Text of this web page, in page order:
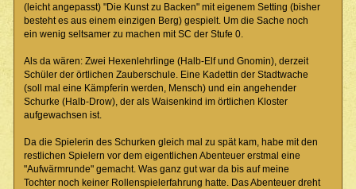
(leicht angepasst) "Die Kunst zu Backen" mit eigenem Setting (bisher
besteht es aus einem einzigen Berg) gespielt. Um die Sache noch
ein wenig seltsamer zu machen mit SC der Stufe 0.
Als da wären: Zwei Hexenlehrlinge (Halb-Elf und Gnomin), derzeit
Schüler der örtlichen Zauberschule. Eine Kadettin der Stadtwache
(soll mal eine Kämpferin werden, Mensch) und ein angehender
Schurke (Halb-Drow), der als Waisenkind im örtlichen Kloster
aufgewachsen ist.
Da die Spielerin des Schurken gleich mal zu spät kam, habe mit den
restlichen Spielern vor dem eigentlichen Abenteuer erstmal eine
"Aufwärmrunde" gemacht. Was ganz gut war da bis auf meine
Tochter noch keiner Rollenspielerfahrung hatte. Das Abenteuer dreht